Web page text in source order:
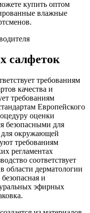
купить оптом
влажные
салфеток
требованиям
качества и
требованиям
Европейского
оценки
безопасными для
для окружающей
требованиям
регламентах
соответствует
области дерматологии
и
эфирных